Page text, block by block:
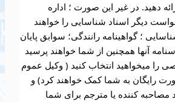
دهید. در غیر این صورت ؛ اداره
دیگر اسناد شناسایی را خواهند
؛ گواهینامه رانندگی؛ سوابق پایان
آنها همچنین از شما خواهند پرسید
را میخواهید انتخاب کنید ( وکیل عموم
رایگان به شما کمک خواهند کرد) و
مصاحبه کننده یا مترجم برای شما